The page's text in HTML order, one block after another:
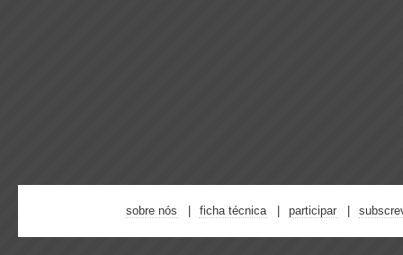
sobre nós ficha técnica participar